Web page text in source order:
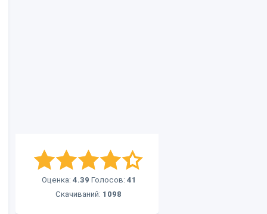
Оценка: 4.39 Голосов: 41
Скачиваний: 1098